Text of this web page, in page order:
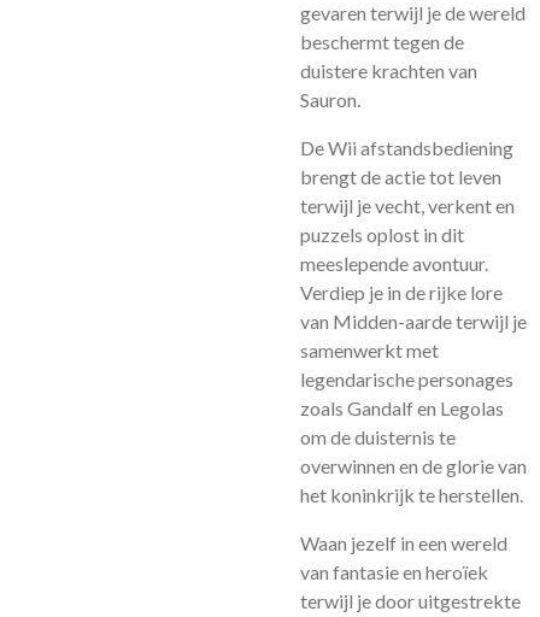
gevaren terwijl je de wereld
beschermt tegen de
duistere krachten van
Sauron.
De Wii afstandsbediening
brengt de actie tot leven
terwijl je vecht, verkent en
puzzels oplost in dit
meeslepende avontuur.
Verdiep je in de rijke lore
van Midden-aarde terwijl je
samenwerkt met
legendarische personages
zoals Gandalf en Legolas
om de duisternis te
overwinnen en de glorie van
het koninkrijk te herstellen.
Waan jezelf in een wereld
van fantasie en heroïek
terwijl je door uitgestrekte